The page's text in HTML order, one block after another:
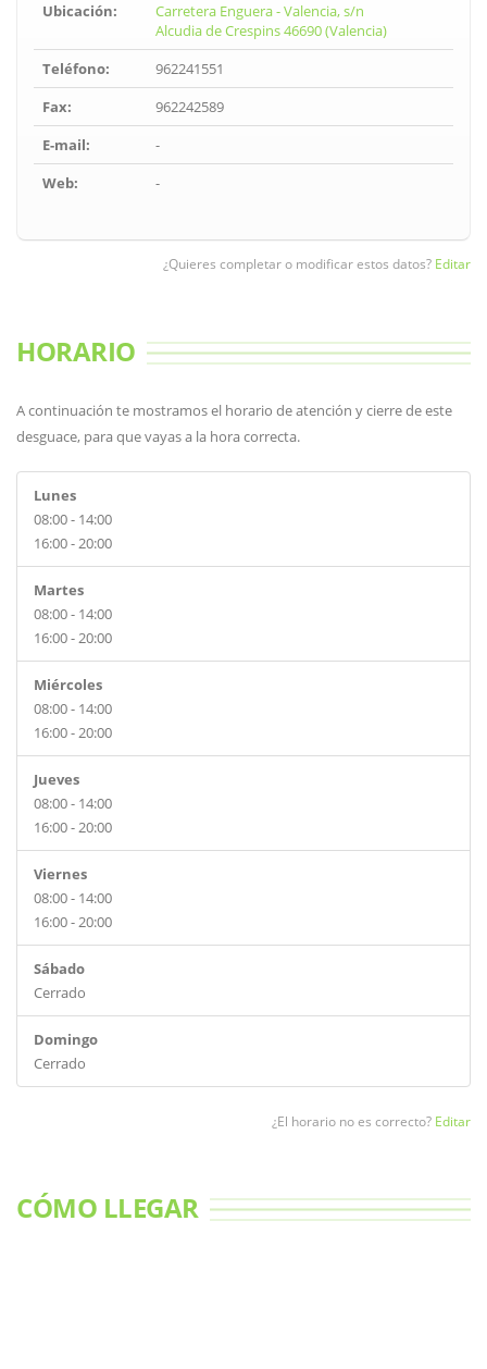
Ubicación:
Carretera Enguera - Valencia, s/n
Alcudia de Crespins 46690 (Valencia)
Teléfono:
962241551
Fax:
962242589
E-mail:
-
Web:
-
¿Quieres completar o modificar estos datos? Editar
HORARIO
A continuación te mostramos el horario de atención y cierre de este
desguace, para que vayas a la hora correcta.
Lunes
08:00 - 14:00
16:00 - 20:00
Martes
08:00 - 14:00
16:00 - 20:00
Miércoles
08:00 - 14:00
16:00 - 20:00
Jueves
08:00 - 14:00
16:00 - 20:00
Viernes
08:00 - 14:00
16:00 - 20:00
Sábado
Cerrado
Domingo
Cerrado
¿El horario no es correcto? Editar
CÓMO LLEGAR